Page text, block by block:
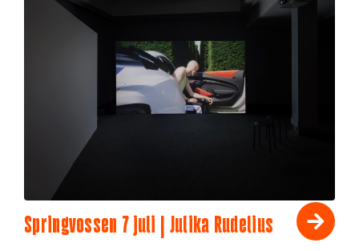
Springvossen 7 juli | Julika Rudelius